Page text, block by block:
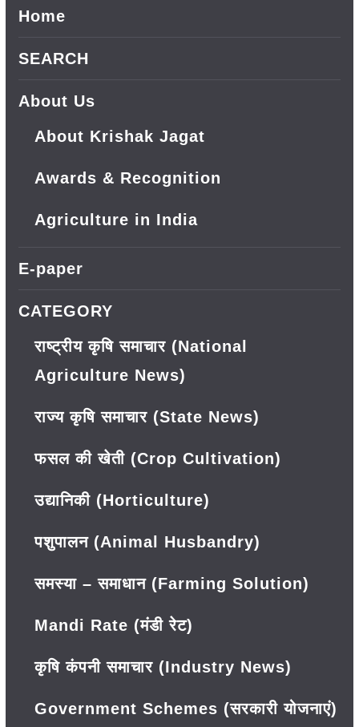
Home
SEARCH
About Us
About Krishak Jagat
Awards & Recognition
Agriculture in India
E-paper
CATEGORY
राष्ट्रीय कृषि समाचार (National
Agriculture News)
राज्य कृषि समाचार (State News)
फसल की खेती (Crop Cultivation)
उद्यानिकी (Horticulture)
पशुपालन (Animal Husbandry)
समस्या – समाधान (Farming Solution)
Mandi Rate (मंडी रेट)
कृषि कंपनी समाचार (Industry News)
Government Schemes (सरकारी योजनाएं)